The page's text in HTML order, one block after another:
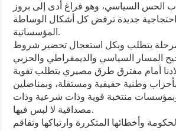
الحس السياسي، وهو فراغ أدى إلى بروز
احتجاجية جديدة ترفض كل أشكال الوساطة
المؤسساتية.
يتطلب وبكل استعجال تحضير شروط
المسار السياسي والديمقراطي والحزبي
أمام مفترق طرق مصيري يتطلب تقوية
بأحزاب وطنية حقيقية ومستقلة، وبمناضلين
وبمؤسسات منتخبة قوية وذات شرعية وذات
مصداقية لا لبس فيها.
وأخطائها المتكررة وارتباكها وتفاقم